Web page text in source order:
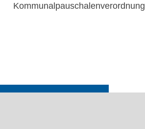
Kommunalpauschalenverordnung